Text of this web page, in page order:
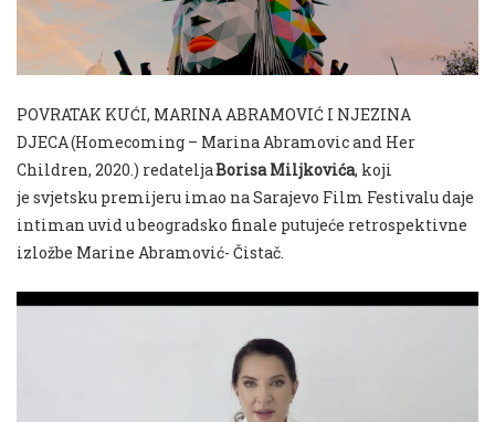
POVRATAK KUĆI, MARINA ABRAMOVIĆ I NJEZINA
DJECA(Homecoming – Marina Abramovic and Her
Children, 2020.) redateljaBorisa Miljkovića, koji
je svjetsku premijeru imao na Sarajevo Film Festivalu daje
intiman uvid u beogradsko finale putujeće retrospektivne
izložbe Marine Abramović- Čistač.